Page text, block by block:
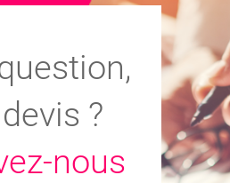
?
nous